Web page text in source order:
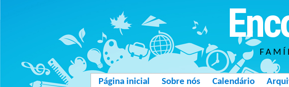
Página inicial Sobre nós Calendário